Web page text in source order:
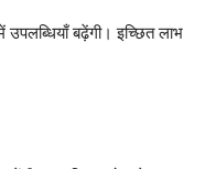
उपलब्धियाँ बढ़ेंगी। इच्छित लाभ